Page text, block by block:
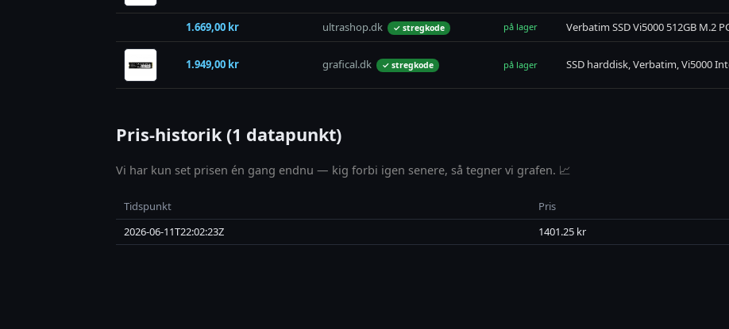
1.669,00 kr ultrashop.dk ✓ stregkode på lager Verbatim SSD Vi5000 512GB M.2
1.949,00 kr grafical.dk ✓ stregkode på lager SSD harddisk, Verbatim, Vi5000
Pris-historik (1 datapunkt)
Vi har kun set prisen én gang endnu — kig forbi igen senere, så tegner vi grafen. 📈
Tidspunkt Pris
2026-06-11T22:02:23Z
1401.25 kr